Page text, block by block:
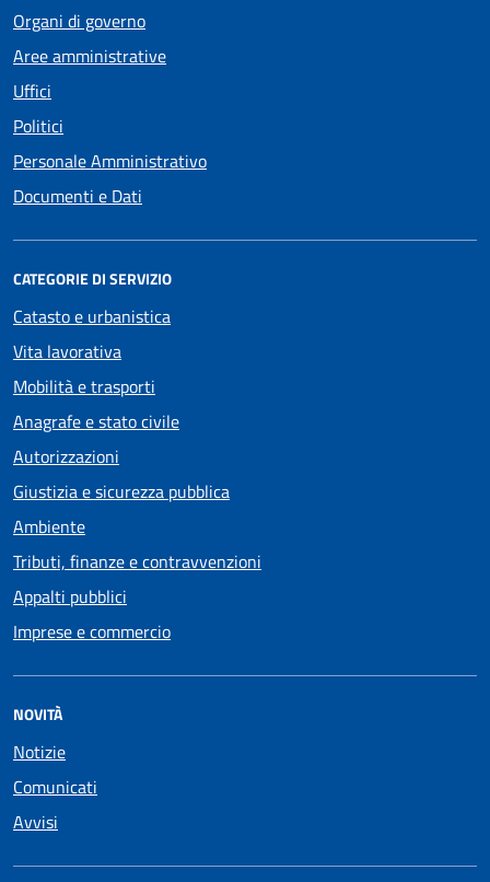
Organi di governo
Aree amministrative
Uffici
Politici
Personale Amministrativo
Documenti e Dati
CATEGORIE DI SERVIZIO
Catasto e urbanistica
Vita lavorativa
Mobilità e trasporti
Anagrafe e stato civile
Autorizzazioni
Giustizia e sicurezza pubblica
Ambiente
Tributi, finanze e contravvenzioni
Appalti pubblici
Imprese e commercio
NOVITÀ
Notizie
Comunicati
Avvisi